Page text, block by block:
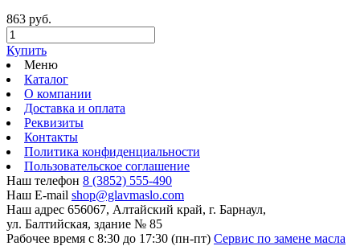
863 руб.
Купить
Меню
Каталог
О компании
Доставка и оплата
Реквизиты
Контакты
Политика конфиденциальности
Пользовательское соглашение
Наш телефон 8 (3852) 555-490
Наш E-mail shop@glavmaslo.com
Наш адрес 656067, Алтайский край, г. Барнаул,
ул. Балтийская, здание № 85
Рабочее время с 8:30 до 17:30 (пн-пт) Сервис по замене масла